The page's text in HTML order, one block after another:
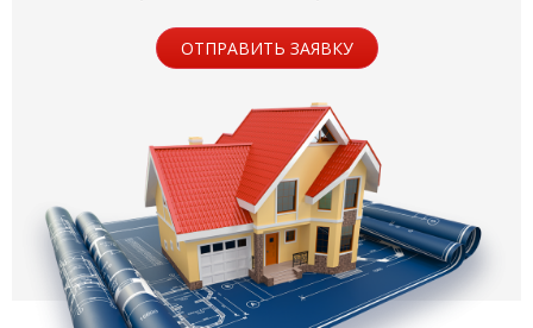
ОТПРАВИТЬ ЗАЯВКУ